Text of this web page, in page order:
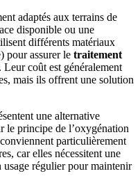
adaptés aux terrains de
disponible ou une
différents matériaux
pour assurer le traitement
Leur coût est généralement
mais ils offrent une solution
une alternative
le principe de l’oxygénation
particulièrement
car elles nécessitent une
régulier pour maintenir